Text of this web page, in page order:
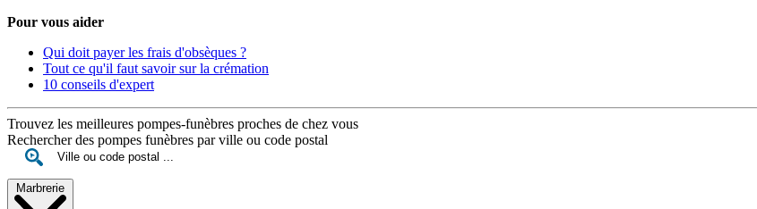
Pour vous aider
Qui doit payer les frais d'obsèques ?
Tout ce qu'il faut savoir sur la crémation
10 conseils d'expert
Trouvez les meilleures pompes-funèbres proches de chez vous
Rechercher des pompes funèbres par ville ou code postal
Marbrerie